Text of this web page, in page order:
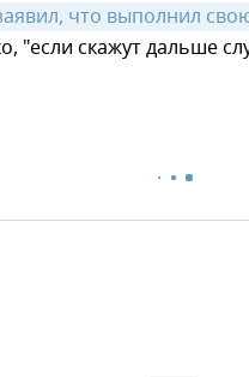
что выполнил
"если скажут дальше